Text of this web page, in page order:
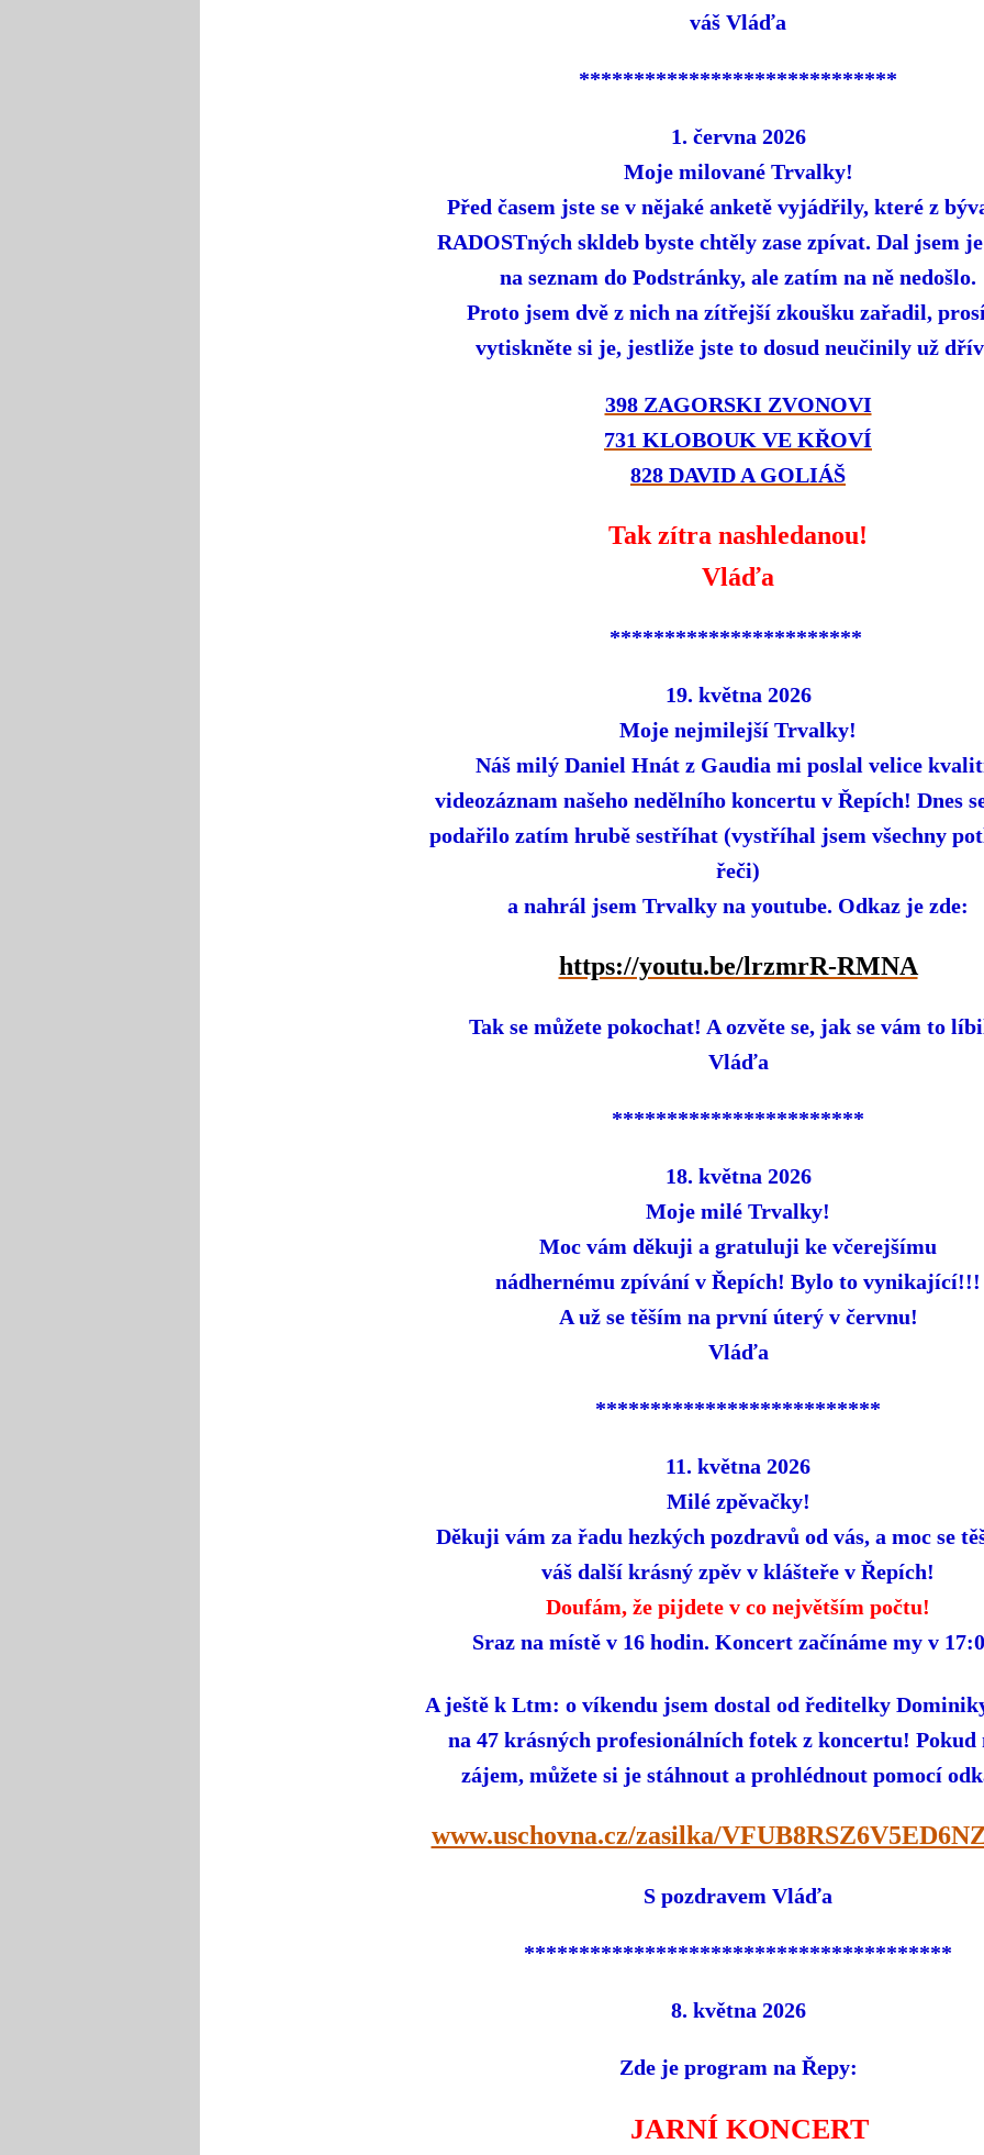
váš Vláďa
*****************************
1. června 2026
Moje milované Trvalky!
Před časem jste se v nějaké anketě vyjádřily, které z
RADOSTných skldeb byste chtěly zase zpívat. Dal jsem
na seznam do Podstránky, ale zatím na ně nedošlo.
Proto jsem dvě z nich na zítřejší zkoušku zařadil,
vytiskněte si je, jestliže jste to dosud neučinily už
398 ZAGORSKI ZVONOVI
731 KLOBOUK VE KŘOVÍ
828 DAVID A GOLIÁŠ
Tak zítra nashledanou!
Vláďa
***********************
19. května 2026
Moje nejmilejší Trvalky!
Náš milý Daniel Hnát z Gaudia mi poslal velice
videozáznam našeho nedělního koncertu v Řepích! Dnes
podařilo zatím hrubě sestříhat (vystříhal jsem všechny
řeči)
a nahrál jsem Trvalky na youtube. Odkaz je zde:
https://youtu.be/lrzmrR-RMNA
Tak se můžete pokochat! A ozvěte se, jak se vám to
Vláďa
***********************
18. května 2026
Moje milé Trvalky!
Moc vám děkuji a gratuluji ke včerejšímu
nádhernému zpívání v Řepích! Bylo to vynikající!!!
A už se těším na první úterý v červnu!
Vláďa
**************************
11. května 2026
Milé zpěvačky!
Děkuji vám za řadu hezkých pozdravů od vás, a moc se
váš další krásný zpěv v klášteře v Řepích!
Doufám, že pijdete v co největším počtu!
Sraz na místě v 16 hodin. Koncert začínáme my v
A ještě k Ltm: o víkendu jsem dostal od ředitelky
na 47 krásných profesionálních fotek z koncertu! Pokud
zájem, můžete si je stáhnout a prohlédnout pomocí
www.uschovna.cz/zasilka/
S pozdravem Vláďa
***************************************
8. května 2026
Zde je program na Řepy:
JARNÍ KONCERT